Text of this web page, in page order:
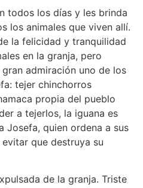
todos los días y les brinda
los animales que viven allí.
la felicidad y tranquilidad
en la granja, pero
admiración uno de los
tejer chinchorros
propia del pueblo
a tejerlos, la iguana es
Josefa, quien ordena a sus
que destruya su
de la granja. Triste